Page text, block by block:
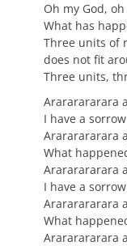
Oh my God,
What has
Three units of
does not fit
Three units,
Arararararara
I have a
Arararararara
What
Arararararara
I have a
Arararararara
What
Arararararara